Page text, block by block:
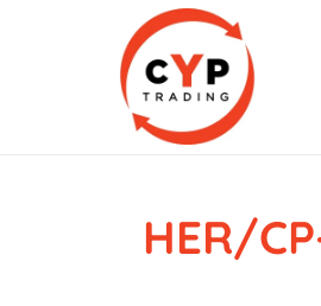
CYP Trading
HER/